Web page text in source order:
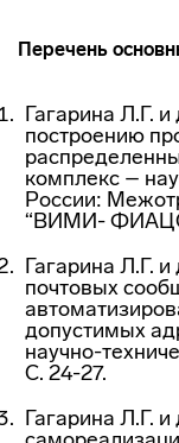
Перечень
Гагарина Л.Г.
построению
комплекс –
России:
“ВИМИ-
Гагарина Л.Г.
почтовых
допустимых
научно-
С. 24-27.
Гагарина Л.Г.